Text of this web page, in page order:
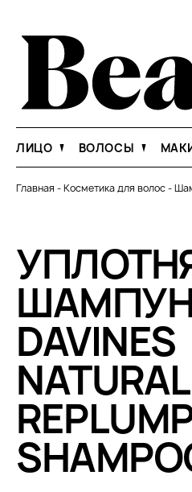
ЛИЦО ВОЛОСЫ
Главная -Косметика для волос-
DAVINES